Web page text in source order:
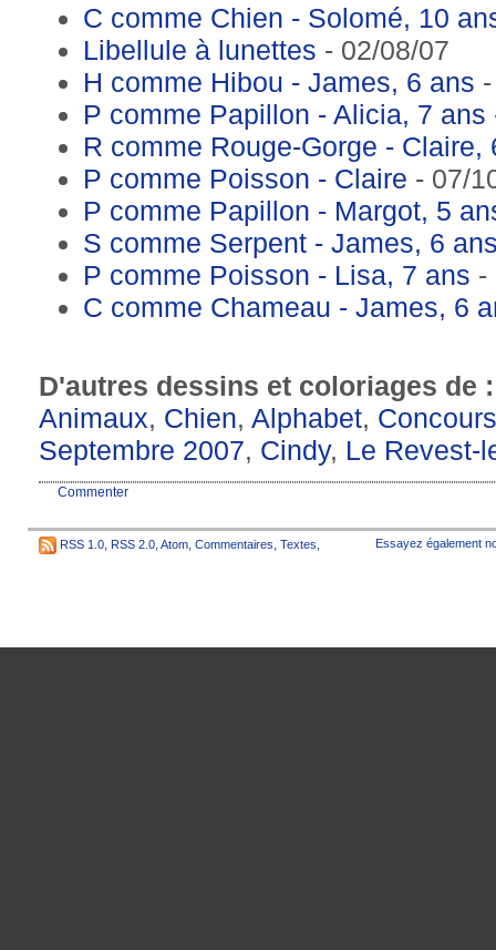
C comme Chien - Solomé, 10
Libellule à lunettes - 02/08/07
H comme Hibou - James, 6 ans
P comme Papillon - Alicia, 7 ans
R comme Rouge-Gorge - Claire,
P comme Poisson - Claire - 07/
P comme Papillon - Margot, 5
S comme Serpent - James, 6
P comme Poisson - Lisa, 7 ans -
C comme Chameau - James, 6
D'autres dessins et coloriages de
Animaux, Chien, Alphabet,
Septembre 2007, Cindy, Le Revest-
Commenter
RSS 1.0 RSS 2.0 Atom Commentaires Textes Essayez également